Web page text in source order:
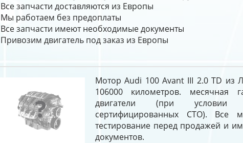
Все запчасти доставляются из Европы
Мы работаем без предоплаты
Все запчасти имеют необходимые документы
Привозим двигатель под заказ из Европы
Мотор Audi 100 Avant III 2.0 TD из
106000 километров. месячная
двигатели (при условии
сертифицированных СТО). Все
тестирование перед продажей и
документов.